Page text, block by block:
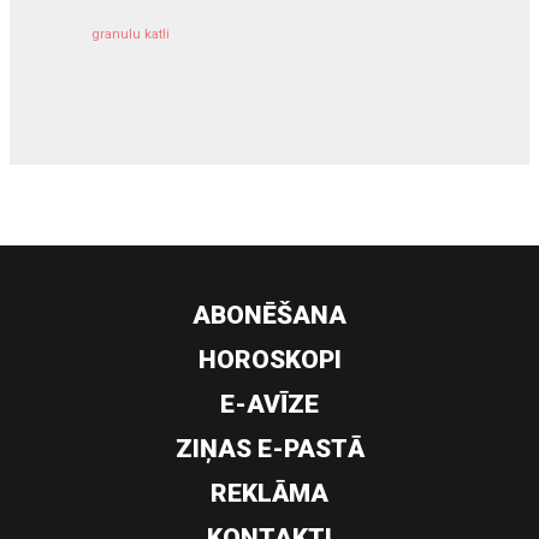
granulu katli
ABONĒŠANA
HOROSKOPI
E-AVĪZE
ZIŅAS E-PASTĀ
REKLĀMA